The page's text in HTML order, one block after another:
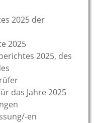
2025 der
2025
2025, des
das Jahre 2025
en